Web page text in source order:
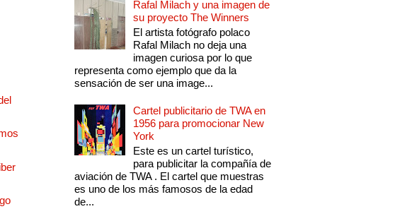
Rafal Milach y una imagen de
su proyecto The Winners
El artista fotógrafo polaco
Rafal Milach no deja una
imagen curiosa por lo que
representa como ejemplo que da la
sensación de ser una image...
Cartel publicitario de TWA en
1956 para promocionar New
York
Este es un cartel turístico,
para publicitar la compañía de
aviación de TWA . El cartel que muestras
es uno de los más famosos de la edad
de...